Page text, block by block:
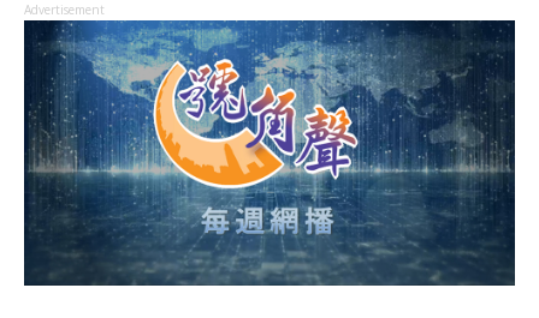
Advertisement